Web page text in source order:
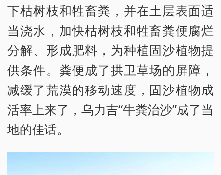
下枯树枝和牲畜粪，并在土层表面适
当浇水，加快枯树枝和牲畜粪便腐烂
分解、形成肥料，为种植固沙植物提
供条件。粪便成了拱卫草场的屏障，
减缓了荒漠的移动速度，固沙植物成
活率上来了，乌力吉“牛粪治沙”成了当
地的佳话。